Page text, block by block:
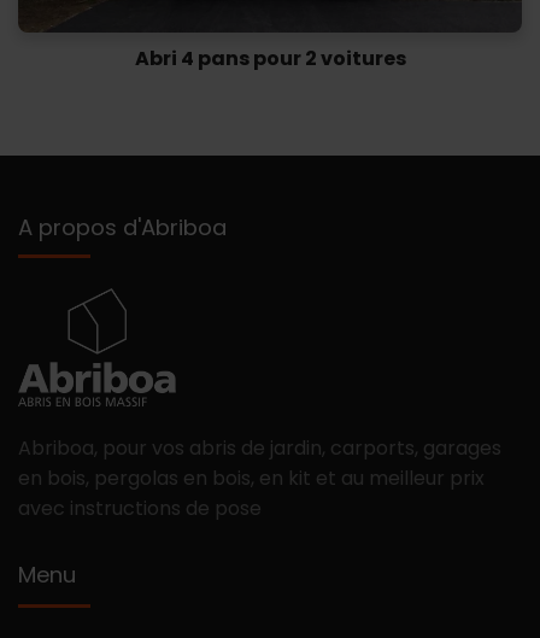
Abri 4 pans pour 2 voitures
A propos d'Abriboa
Abriboa, pour vos abris de jardin, carports, garages
en bois, pergolas en bois, en kit et au meilleur prix
avec instructions de pose
Menu